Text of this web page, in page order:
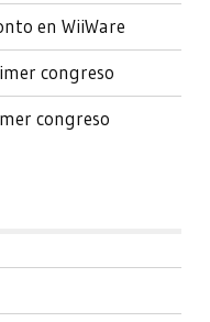
en WiiWare
congreso
congreso